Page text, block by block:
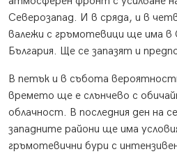
Северозапад. И в сряда, и в
валежи с гръмотевици ще има в
България. Ще се запазят и
В петък и в събота
времето ще е слънчево с
облачност. В последния ден на
западните райони ще има
гръмотевични бури с